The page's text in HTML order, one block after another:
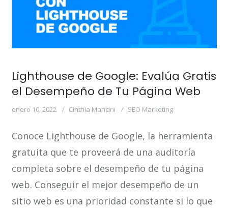
Lighthouse de Google: Evalúa Gratis
el Desempeño de Tu Página Web
enero 10, 2022 Cinthia Mancini SEO Marketing
Conoce Lighthouse de Google, la herramienta
gratuita que te proveerá de una auditoría
completa sobre el desempeño de tu página
web. Conseguir el mejor desempeño de un
sitio web es una prioridad constante si lo que